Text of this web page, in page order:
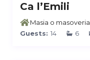
Ca l’Emili
Masia o masoveria
Guests: 14 6